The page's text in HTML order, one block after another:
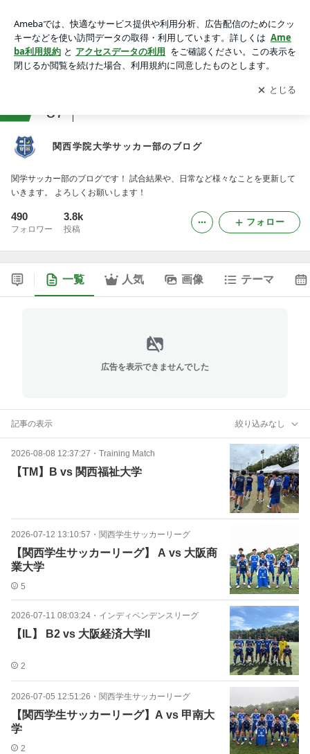
アプリをダウンロードして ブログの更新通知
を受け取りまし
ょう。
開く
87
関西学院大学サッカー部のブログ
関学サッカー部のブログです！ 試合結果や、日常など様々なことを更新して
いきます。 よろしくお願いします！
490
フォロワー
3.8k
投稿
フォロー
一覧 人気 画像 テーマ
広告を表示できませんでした
記事の表示 絞り込みなし
2026-08-08 12:37:27 ・ Training Match
【TM】B vs 関西福祉大学
2026-07-12 13:10:57 ・ 関西学生サッカーリーグ
【関西学生サッカーリーグ】 A vs 大阪商
業大学
5
2026-07-11 08:03:24 ・ インディペンデンスリーグ
【IL】 B2 vs 大阪経済大学II
2
2026-07-05 12:51:26 ・ 関西学生サッカーリーグ
【関西学生サッカーリーグ】A vs 甲南大
学
2